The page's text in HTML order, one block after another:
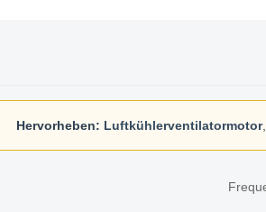
Hervorheben: Luftkühlerventilatormotor,